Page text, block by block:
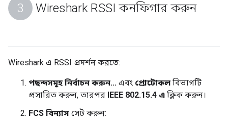
Wireshark RSSI কনফিগার করুন
Wireshark এ RSSI প্রদর্শন করতে:
পছন্দসমূহ নির্বাচন করুন... এবং প্রোটোকল বিভাগটি
প্রসারিত করুন, তারপর IEEE 802.15.4 এ ক্লিক করুন।
FCS বিন্যাস সেট করুন: